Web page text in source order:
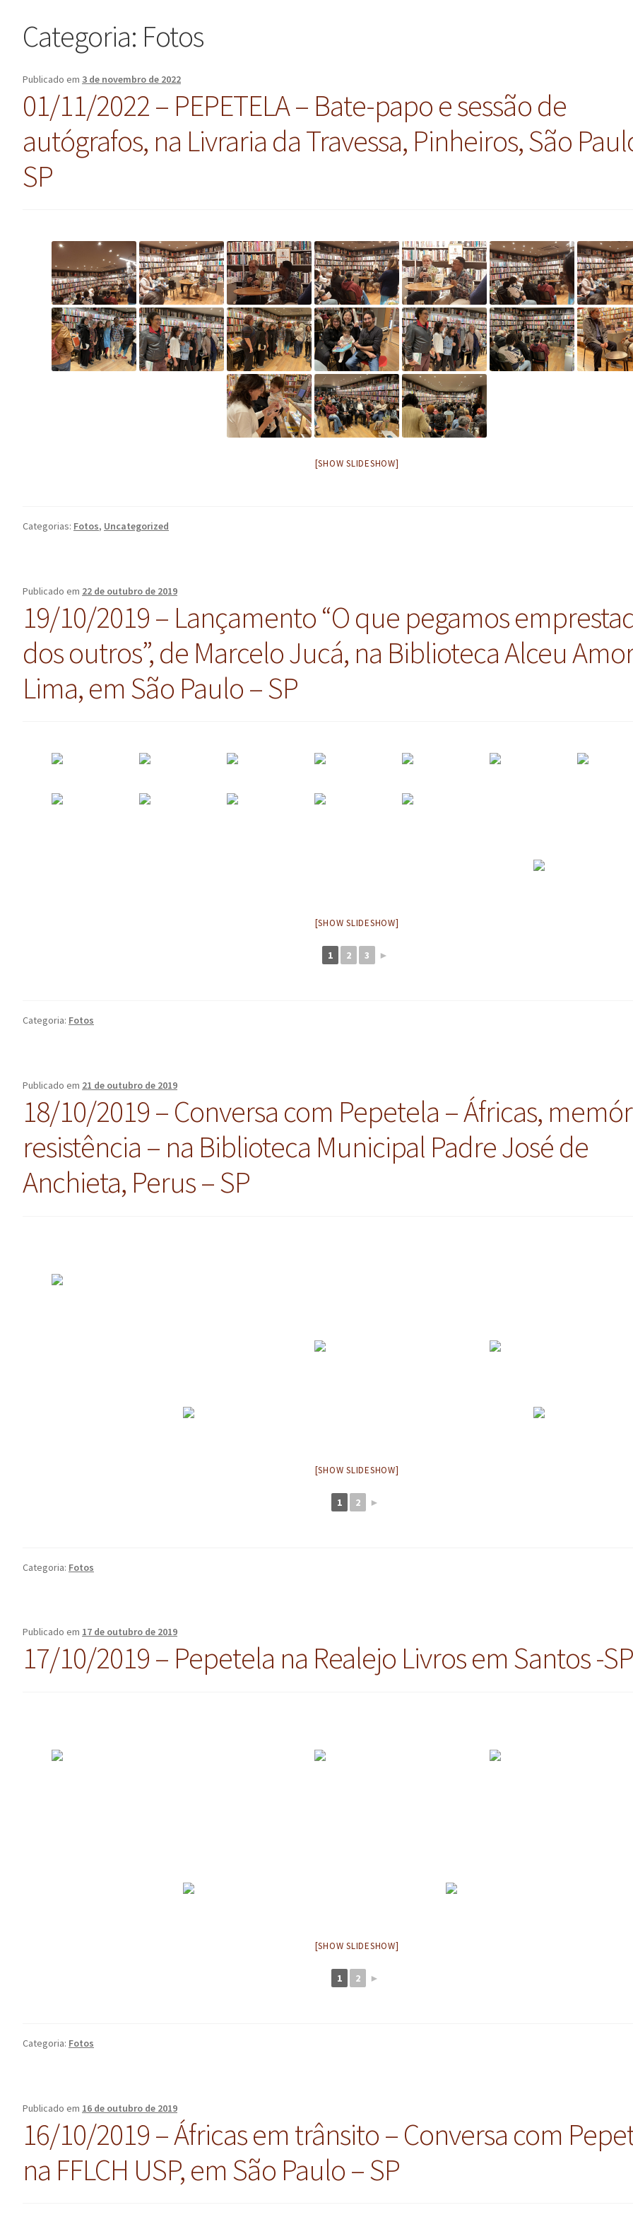
Categoria: Fotos
Publicado em 3 de novembro de 2022
01/11/2022 – PEPETELA – Bate-papo e sessão de
autógrafos, na Livraria da Travessa, Pinheiros, São
SP
[SHOW SLIDESHOW]
Categorias: Fotos, Uncategorized
Publicado em 22 de outubro de 2019
19/10/2019 – Lançamento “O que pegamos
dos outros”, de Marcelo Jucá, na Biblioteca Alceu
Lima, em São Paulo – SP
[SHOW SLIDESHOW]
1 2 3 ►
Categoria: Fotos
Publicado em 21 de outubro de 2019
18/10/2019 – Conversa com Pepetela – Áfricas,
resistência – na Biblioteca Municipal Padre José de
Anchieta, Perus – SP
[SHOW SLIDESHOW]
1 2 ►
Categoria: Fotos
Publicado em 17 de outubro de 2019
17/10/2019 – Pepetela na Realejo Livros em Santos -SP
[SHOW SLIDESHOW]
1 2 ►
Categoria: Fotos
Publicado em 16 de outubro de 2019
16/10/2019 – Áfricas em trânsito – Conversa com
na FFLCH USP, em São Paulo – SP